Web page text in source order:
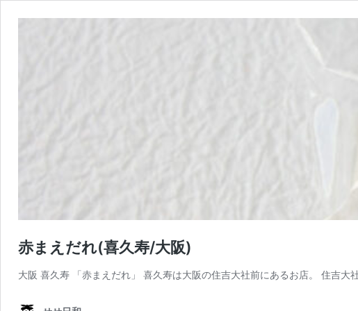
赤まえだれ(喜久寿/大阪)
大阪 喜久寿 「赤まえだれ」 喜久寿は大阪の住吉大社前にあるお店。 住吉